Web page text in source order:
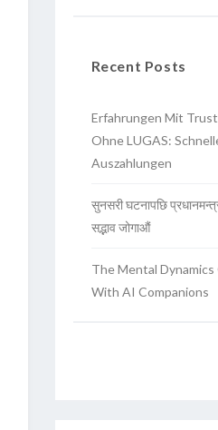
Recent Posts
Erfahrungen Mit
Ohne LUGAS:
Auszahlungen
सुनसरी घटनापछि
सद्भाव जोगाऔं
The Mental
With AI Companions